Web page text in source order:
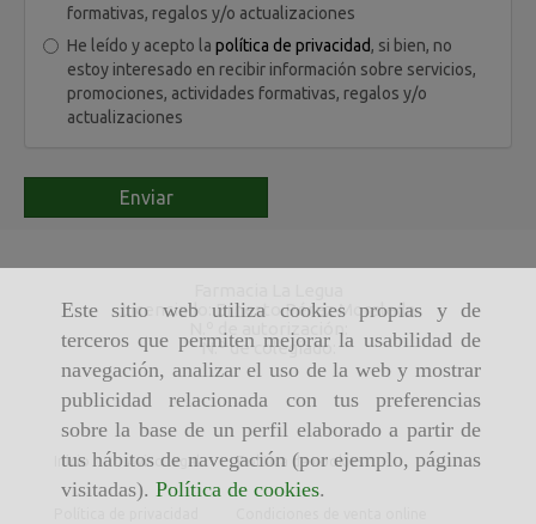
Este sitio web utiliza cookies propias y de
terceros que permiten mejorar la usabilidad de
navegación, analizar el uso de la web y mostrar
publicidad relacionada con tus preferencias
sobre la base de un perfil elaborado a partir de
tus hábitos de navegación (por ejemplo, páginas
visitadas). Política de cookies.
formativas, regalos y/o actualizaciones
He leído y acepto la política de privacidad, si bien, no
estoy interesado en recibir información sobre servicios,
promociones, actividades formativas, regalos y/o
actualizaciones
Enviar
Licenciado: Ernesto Pérez Moraleda
N.º de autorización:
N.º de colegiado:
Inicio Aviso legal Política de cookies